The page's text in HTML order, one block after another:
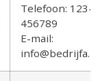
Telefoon: 123-
456789
E-mail:
info@bedrijfa.nl